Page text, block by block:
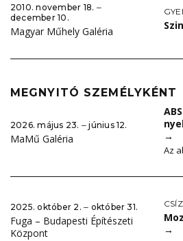
2010. november 18. ‒
december 10.
Magyar Műhely Galéria
MEGNYITÓ SZEMÉLYKÉNT
2026. május 23. ‒ június 12.
MaMű Galéria
→
Az
2025. október 2. ‒ október 31.
Fuga – Budapesti Építészeti
Központ
→